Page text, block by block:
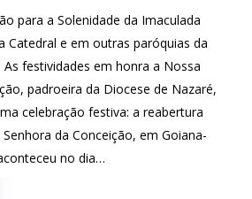
para a Solenidade da Imaculada
Catedral e em outras paróquias da
festividades em honra a Nossa
padroeira da Diocese de Nazaré,
celebração festiva: a reabertura
da Conceição, em Goiana-
no dia…